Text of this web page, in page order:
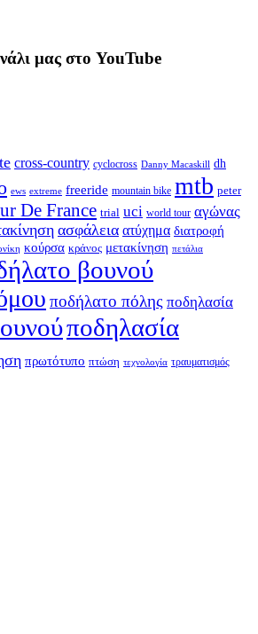
μας στο YouTube
cross-country cyclocross Danny Macaskill dh
ews extreme freeride mountain bike mtb peter
De France trial uci world tour αγώνας
ασφάλεια ατύχημα διατροφή
κούρσα κράνος μετακίνηση πετάλια
βουνού
ποδήλατο πόλης ποδηλασία
ποδηλασία
πρωτότυπο πτώση τεχνολογία τραυματισμός